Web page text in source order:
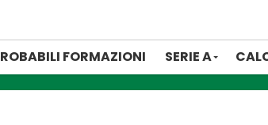
FORMAZIONI SERIE A